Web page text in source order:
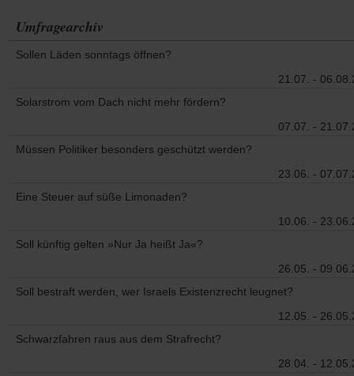
Umfragearchiv
Sollen Läden sonntags öffnen?
21.07. -
Solarstrom vom Dach nicht mehr fördern?
07.07. -
Müssen Politiker besonders geschützt werden?
23.06. -
Eine Steuer auf süße Limonaden?
10.06. -
Soll künftig gelten »Nur Ja heißt Ja«?
26.05. -
Soll bestraft werden, wer Israels Existenzrecht leugnet?
12.05. -
Schwarzfahren raus aus dem Strafrecht?
28.04. -